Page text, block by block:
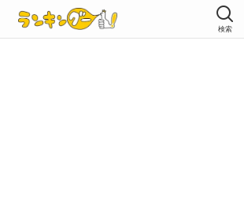
検索